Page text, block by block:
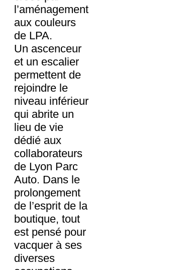
l’aménagement
aux couleurs
de LPA.
Un ascenceur
et un escalier
permettent de
rejoindre le
niveau inférieur
qui abrite un
lieu de vie
dédié aux
collaborateurs
de Lyon Parc
Auto. Dans le
prolongement
de l’esprit de la
boutique, tout
est pensé pour
vacquer à ses
diverses